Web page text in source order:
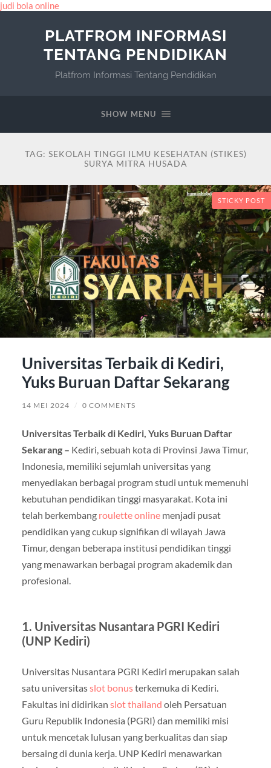
judi bola online
PLATFROM INFORMASI
TENTANG PENDIDIKAN
Platfrom Informasi Tentang Pendidikan
SHOW MENU
TAG: SEKOLAH TINGGI ILMU KESEHATAN (STIKES)
SURYA MITRA HUSADA
STICKY POST
Universitas Terbaik di Kediri,
Yuks Buruan Daftar Sekarang
14 MEI 2024 / 0 COMMENTS
Universitas Terbaik di Kediri, Yuks Buruan Daftar
Sekarang – Kediri, sebuah kota di Provinsi Jawa Timur,
Indonesia, memiliki sejumlah universitas yang
menyediakan berbagai program studi untuk memenuhi
kebutuhan pendidikan tinggi masyarakat. Kota ini
telah berkembang roulette onlinemenjadi pusat
pendidikan yang cukup signifikan di wilayah Jawa
Timur, dengan beberapa institusi pendidikan tinggi
yang menawarkan berbagai program akademik dan
profesional.
1. Universitas Nusantara PGRI Kediri
(UNP Kediri)
Universitas Nusantara PGRI Kediri merupakan salah
satu universitasslot bonusterkemuka di Kediri.
Fakultas ini didirikan slot thailand oleh Persatuan
Guru Republik Indonesia (PGRI) dan memiliki misi
untuk mencetak lulusan yang berkualitas dan siap
bersaing di dunia kerja. UNP Kediri menawarkan